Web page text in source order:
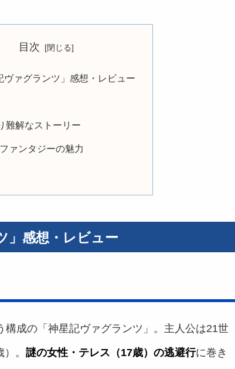
目次
ヴァグランツ」感想・レビュー
難解なストーリー
ァンタジーの魅力
」感想・レビュー
構成の「神星記ヴァグランツ」。主人公は21世
）。 謎の女性・テレス（17歳）の逃避行に巻き